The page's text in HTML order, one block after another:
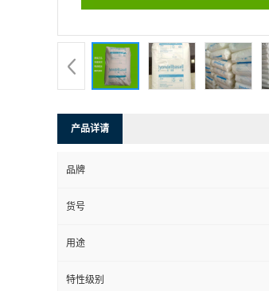
产品详请
品牌
货号
用途
特性级别